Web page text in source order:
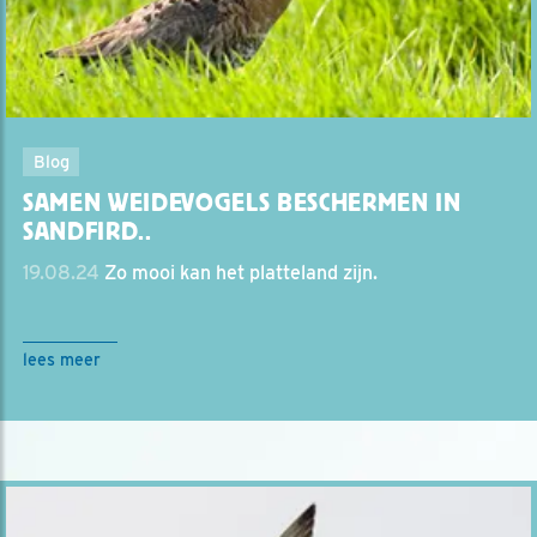
Blog
SAMEN WEIDEVOGELS BESCHERMEN IN
SANDFIRD..
19.08.24 Zo mooi kan het platteland zijn.
lees meer